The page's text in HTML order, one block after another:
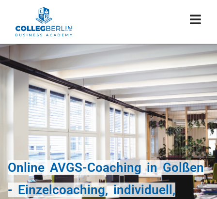
Online AVGS-Coaching in Golßen
- Einzelcoaching, individuell,